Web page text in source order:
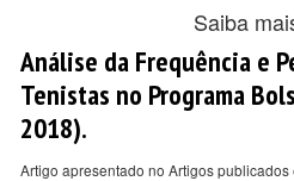
Saiba
Análise da Frequência e
Tenistas no Programa
2018).
Artigo apresentado no Artigos publicados